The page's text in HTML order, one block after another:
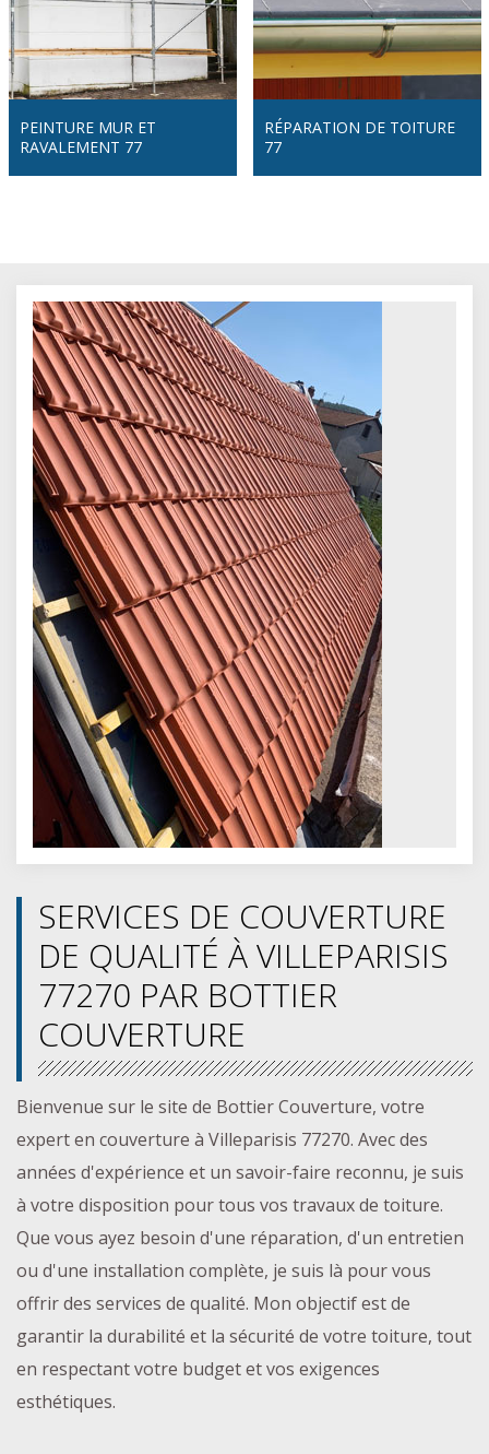
PEINTURE MUR ET
RAVALEMENT 77
RÉPARATION DE TOITURE
77
SERVICES DE COUVERTURE
DE QUALITÉ À VILLEPARISIS
77270 PAR BOTTIER
COUVERTURE
Bienvenue sur le site de Bottier Couverture, votre
expert en couverture à Villeparisis 77270. Avec des
années d'expérience et un savoir-faire reconnu, je suis
à votre disposition pour tous vos travaux de toiture.
Que vous ayez besoin d'une réparation, d'un entretien
ou d'une installation complète, je suis là pour vous
offrir des services de qualité. Mon objectif est de
garantir la durabilité et la sécurité de votre toiture, tout
en respectant votre budget et vos exigences
esthétiques.